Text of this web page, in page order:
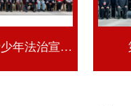
第五届“关爱明天，普法先行”青少年法治宣传教育活动第十期全国青少年法治教育研修班